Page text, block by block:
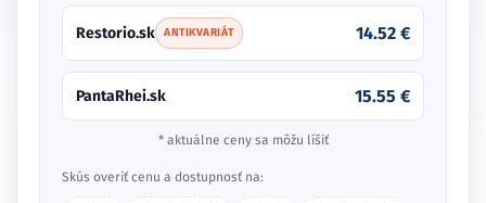
Restorio.sk ANTIKVARIÁT 14.52 €
PantaRhei.sk 15.55 €
* aktuálne ceny sa môžu líšiť
Skús overiť cenu a dostupnosť na: